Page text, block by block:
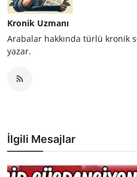
Kronik Uzmanı
Arabalar hakkında türlü kronik
yazar.
İlgili Mesajlar